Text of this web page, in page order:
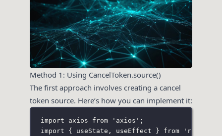
Method 1: Using CancelToken.source()
The first approach involves creating a cancel
token source. Here’s how you can implement it:
import axios from ' axios ' ;
import { useState, useEffect } from ' react